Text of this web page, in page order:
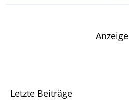
Anzeige
Letzte Beiträge